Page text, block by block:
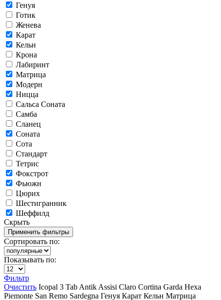
Генуя
Готик
Женева
Карат
Кельн
Крона
Лабиринт
Матрица
Модерн
Ницца
Сальса Соната
Самба
Сланец
Соната
Сота
Стандарт
Тетрис
Фокстрот
Фьюжн
Цюрих
Шестигранник
Шеффилд
Скрыть
Сортировать по:
Показывать по:
Фильтр
Очистить Icopal 3 Tab Antik Assisi Claro Cortina Garda Hexa
Piemonte San Remo Sardegna Генуя Карат Кельн Матрица